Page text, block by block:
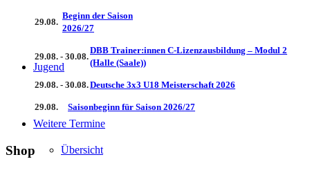
Jugend
Übersicht
29.08.
Beginn der Saison
2026/27
29.08. - 30.08.
DBB Trainer:innen C-Lizenzausbildung – Modul 2
(Halle (Saale))
29.08. - 30.08.Deutsche 3x3 U18 Meisterschaft 2026
29.08. Saisonbeginn für Saison 2026/27
Weitere Termine
Shop